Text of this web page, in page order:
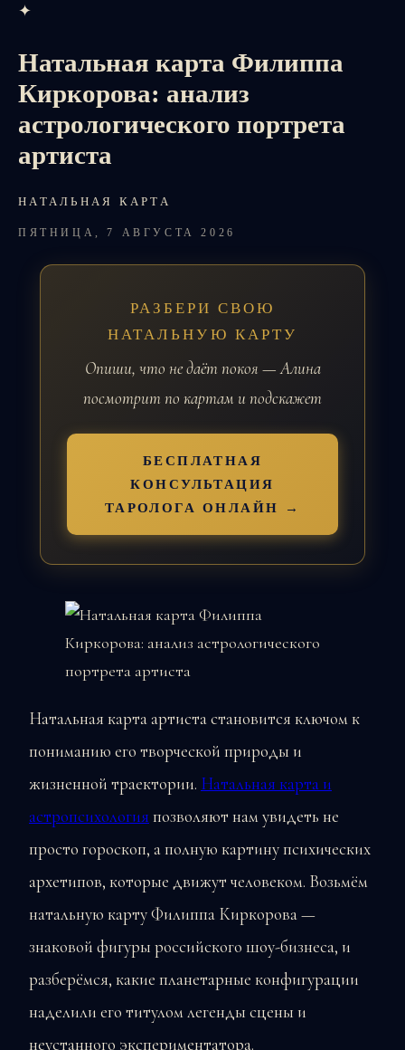
✦
Натальная карта Филиппа
Киркорова: анализ
астрологического портрета
артиста
НАТАЛЬНАЯ КАРТА
ПЯТНИЦА, 7 АВГУСТА 2026
РАЗБЕРИ СВОЮ
НАТАЛЬНУЮ КАРТУ
Опиши, что не даёт покоя — Алина
посмотрит по картам и подскажет
БЕСПЛАТНАЯ
КОНСУЛЬТАЦИЯ
ТАРОЛОГА ОНЛАЙН →
Натальная карта артиста становится ключом к
пониманию его творческой природы и
жизненной траектории. Натальная карта и
астропсихология позволяют нам увидеть не
просто гороскоп, а полную картину психических
архетипов, которые движут человеком. Возьмём
натальную карту Филиппа Киркорова —
знаковой фигуры российского шоу-бизнеса, и
разберёмся, какие планетарные конфигурации
наделили его титулом легенды сцены и
неустанного экспериментатора.